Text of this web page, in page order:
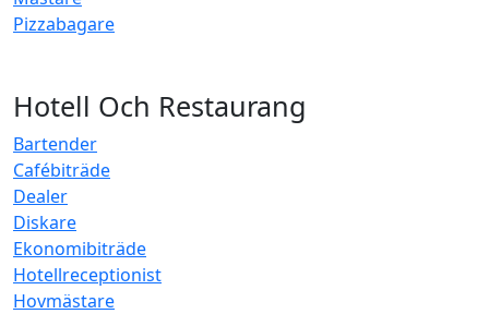
Pizzabagare
Hotell Och Restaurang
Bartender
Cafébiträde
Dealer
Diskare
Ekonomibiträde
Hotellreceptionist
Hovmästare